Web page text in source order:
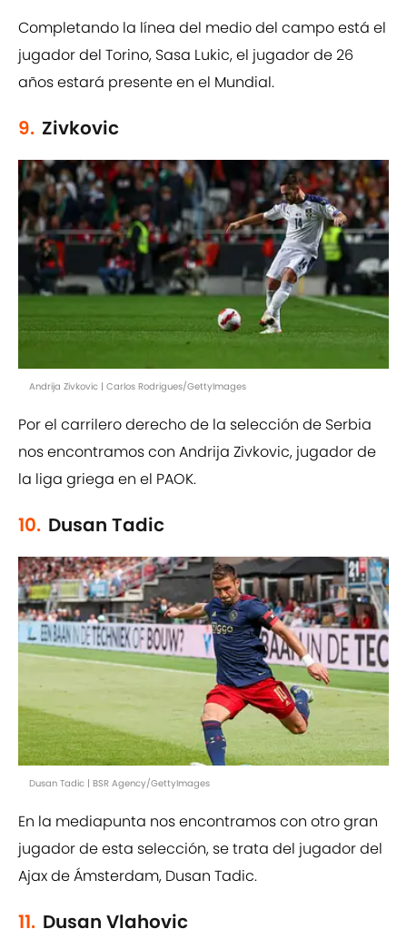
Completando la línea del medio del campo está el
jugador del Torino, Sasa Lukic, el jugador de 26
años estará presente en el Mundial.
9. Zivkovic
Andrija Zivkovic | Carlos Rodrigues/GettyImages
Por el carrilero derecho de la selección de Serbia
nos encontramos con Andrija Zivkovic, jugador de
la liga griega en el PAOK.
10. Dusan Tadic
Dusan Tadic | BSR Agency/GettyImages
En la mediapunta nos encontramos con otro gran
jugador de esta selección, se trata del jugador del
Ajax de Ámsterdam, Dusan Tadic.
11. Dusan Vlahovic